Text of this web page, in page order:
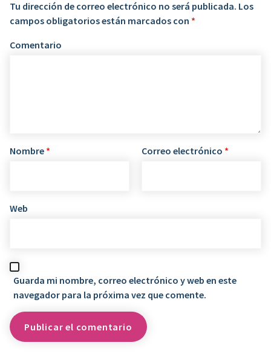
Tu dirección de correo electrónico no será publicada. Los
campos obligatorios están marcados con *
Comentario
Nombre * Correo electrónico *
Web
Guarda mi nombre, correo electrónico y web en este
navegador para la próxima vez que comente.